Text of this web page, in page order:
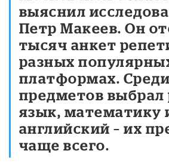
выяснил
Петр Макеев. Он
тысяч анкет
разных
платформах. Среди
предметов выбрал
язык, математику
английский – их
чаще всего.